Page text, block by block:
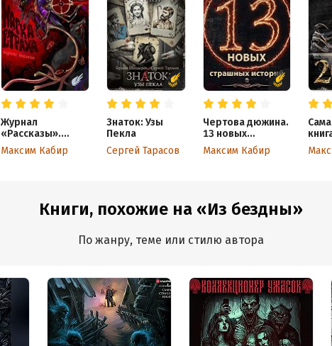
Журнал
«Рассказы».
Маска страха
Максим Кабир
Знаток: Узы
Пекла
Сергей Тарасов
Чертова дюжина.
13 новых
страшных
историй. 2021
Максим Кабир
Книги, похожие на «Из бездны»
По жанру, теме или стилю автора